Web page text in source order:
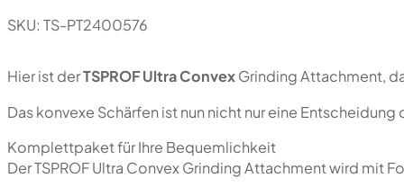
Hier ist derTSPROF Ultra ConvexGrinding Attachment,
Das konvexe Schärfen ist nun nicht nur eine
Komplettpaket für Ihre Bequemlichkeit
Der TSPROF Ultra Convex Grinding Attachment wird mit
SKU: TS-PT2400576